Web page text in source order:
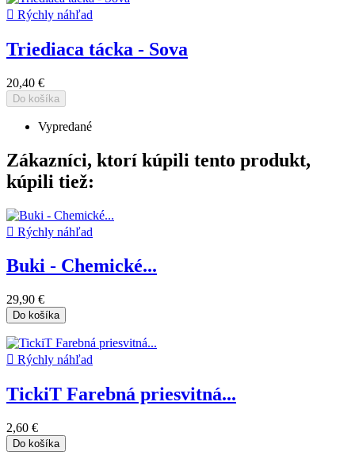
 Rýchly náhľad
Triediaca tácka - Sova
20,40 €
Do košíka
Vypredané
Zákazníci, ktorí kúpili tento produkt,
kúpili tiež:
 Rýchly náhľad
Buki - Chemické...
29,90 €
Do košíka
 Rýchly náhľad
TickiT Farebná priesvitná...
2,60 €
Do košíka